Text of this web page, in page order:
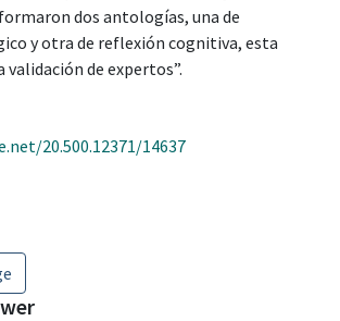
dos antologías, una de
y otra de reflexión cognitiva, esta
de expertos”.
20.500.12371/14637